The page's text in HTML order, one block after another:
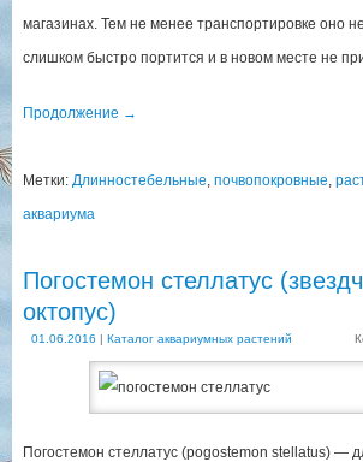
магазинах. Тем не менее транспортировке оно
слишком быстро портится и в новом месте не
Продолжение →
Метки: Длинностебельные, почвопокровные,
аквариума
Погостемон стеллатус
октопус)
01.06.2016 | Каталог аквариумных растений
Погостемон стеллатус (pogostemon stellatus) —